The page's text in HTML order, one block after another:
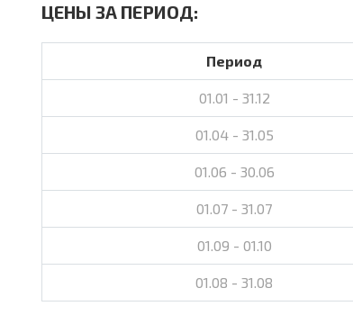
ЦЕНЫ ЗА ПЕРИОД:
Период
01.01 - 31.12
01.04 - 31.05
01.06 - 30.06
01.07 - 31.07
01.09 - 01.10
01.08 - 31.08